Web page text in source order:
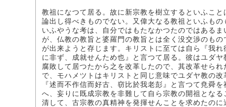
教祖になつて居る。故に新宗教を樹立するといふこ
論出し得べきものでない。又偉大なる教祖といふも
いふやうな考は、自分ではもたなかつたのではある
が、仏教の教旨と婆羅門の教旨とは全く没交渉のも
が出来ようと存じます。キリストに至ては自ら『我
に非ず、成就せんため也』と言つて居る。彼はユダ
腐敗して居つたから之を改革したので、其改革せら
で、モハメツトはキリストと同じ意味でユダヤ教の
『述而不作信而好古、窃比於我老彭』と言つて尭舜
へ、妄りに既成宗教を非難して自ら宗教の開祖とな
清して、古宗教の真精神を発揮せんことを求めたの